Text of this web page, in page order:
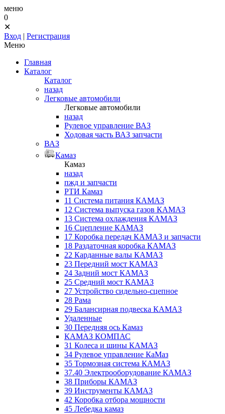
меню
0
✕
Вход | Регистрация
Меню
Главная
Каталог
Каталог
назад
Легковые автомобили
Легковые автомобили
назад
Рулевое управление ВАЗ
Ходовая часть ВАЗ запчасти
ВАЗ
Камаз
Камаз
назад
пжд и запчасти
РТИ Камаз
11 Система питания КАМАЗ
12 Система выпуска газов КАМАЗ
13 Система охлаждения КАМАЗ
16 Сцепление КАМАЗ
17 Коробка передач КАМАЗ и запчасти
18 Раздаточная коробка КАМАЗ
22 Карданные валы КАМАЗ
23 Передний мост КАМАЗ
24 Задний мост КАМАЗ
25 Средний мост КАМАЗ
27 Устройство сидельно-сцепное
28 Рама
29 Балансирная подвеска КАМАЗ
Удаленные
30 Передняя ось Камаз
КАМАЗ КОМПАС
31 Колеса и шины КАМАЗ
34 Рулевое управление КаМаз
35 Тормозная система КАМАЗ
37.40 Электрооборудование КАМАЗ
38 Приборы КАМАЗ
39 Инструменты КАМАЗ
42 Коробка отбора мощности
45 Лебедка камаз